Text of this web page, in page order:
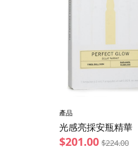
產品
光感亮採安瓶精華
$201.00 $224.00